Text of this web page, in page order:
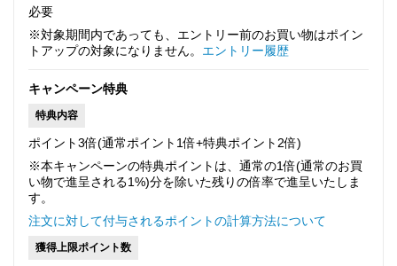
必要
※対象期間内であっても、エントリー前のお買い物はポイン
トアップの対象になりません。 エントリー履歴
キャンペーン特典
特典内容
ポイント3倍(通常ポイント1倍+特典ポイント2倍)
※本キャンペーンの特典ポイントは、通常の1倍(通常のお買
い物で進呈される1%)分を除いた残りの倍率で進呈いたしま
す。
注文に対して付与されるポイントの計算方法について
獲得上限ポイント数